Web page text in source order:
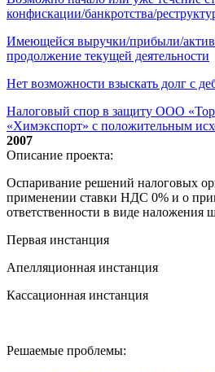
конфискации/банкротства/
Имеющейся выручки/прибыли/
продолжение текущей деятельности
Нет возможности взыскать долг с
Налоговый спор в защиту ООО
«Химэкспорт» с положительным
2007
Описание проекта:
Оспаривание решений налоговых
применении ставки НДС 0% и о
ответственности в виде наложения
Первая инстанция
Апелляционная инстанция
Кассационная инстанция
Решаемые проблемы: